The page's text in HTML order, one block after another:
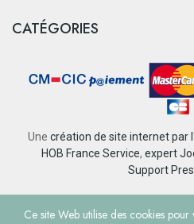
CATÉGORIES
Une création de site internet par
HOB France Service, expert
Support
Ce site Web utilise des cookies